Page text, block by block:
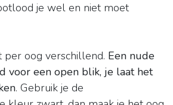
je wel en niet moet
per oog verschillend. Een nude
voor een open blik, je laat het
. Gebruik je de